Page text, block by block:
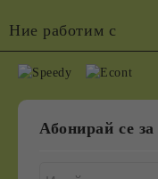
Ние работим с
Абонирай се